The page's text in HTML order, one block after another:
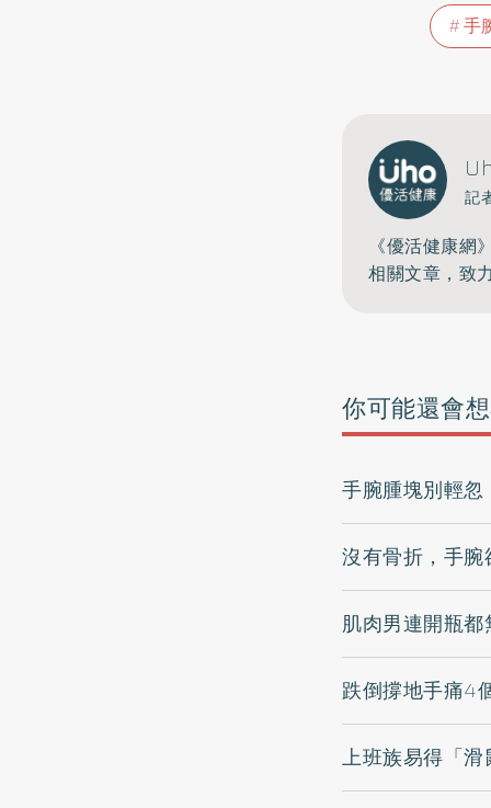
手
記
《優活健康
相關文章，致
你可能還會
手腕腫塊別輕
沒有骨折，手
肌肉男連開瓶
跌倒撐地手痛4
上班族易得「